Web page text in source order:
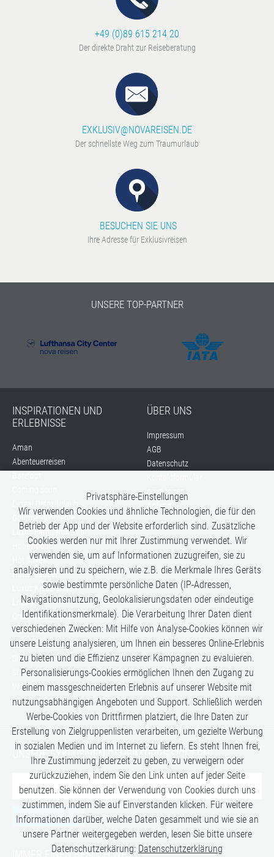
+49 (0)89 615 214 20
Der direkte Draht zur Reiseberatung
EXKLUSIV@NOVAREISEN.DE
Der schnellste Weg zum Traumurlaub
BESUCHEN SIE UNS
Ihre Adresse für Exklusivreisen
UNSERE TOP-PARTNER
INSPIRATIONEN UND
ERLEBNISSE
Aman
Abenteuerreisen
Gourmet-Momente
Luxus Familienurlaub
Honeymoon
Hot & New
Hüttenzauber
Luxus Kreuzfahrten
Lifestyle
Once in a Lifetime
Romance
Safari-Erlebnisse
Simply the Best
Six Senses
Villen
Zugreisen
ÜBER UNS
Impressum
AGB
Datenschutz
nova reisen
Anfahrt
UNSERE EXKLUSIVEN GEHEIMTIPPS SICHERN:
JETZT ANMELDEN
IMMER EINEN BESUCH WERT:
Privatsphäre-Einstellungen
Wir verwenden Cookies und ähnliche Technologien, die für den
Betrieb der App und der Website erforderlich sind. Zusätzliche
Cookies werden nur mit Ihrer Zustimmung verwendet. Wir
verwenden sie, um auf Informationen zuzugreifen, sie zu
analysieren und zu speichern, wie z.B. die Merkmale Ihres Geräts
sowie bestimmte persönliche Daten (IP-Adressen,
Navigationsnutzung, Geolokalisierungsdaten oder eindeutige
Identifikationsmerkmale). Die Verarbeitung Ihrer Daten dient
verschiedenen Zwecken: Mit Hilfe von Analyse-Cookies können wir
unsere Leistung analysieren, um Ihnen ein besseres Online-Erlebnis
zu bieten und die Effizienz unserer Kampagnen zu evaluieren.
Personalisierungs-Cookies ermöglichen Ihnen den Zugang zu
einem massgeschneiderten Erlebnis auf unserer Website mit
nutzungsabhängigen Angeboten und Support. Schließlich werden
Werbe-Cookies von Drittfirmen platziert, die Ihre Daten zur
Erstellung von Zielgruppenlisten verarbeiten, um gezielte Werbung
in sozialen Medien und im Internet zu liefern. Es steht Ihnen frei,
Ihre Zustimmung jederzeit zu geben, zu verweigern oder
zurückzuziehen, indem Sie den Link unten auf jeder Seite
benutzen. Sie können der Verwendung von Cookies durch uns
zustimmen, indem Sie auf Einverstanden klicken. Für weitere
Informationen darüber, welche Daten gesammelt und wie sie an
unsere Partner weitergegeben werden, lesen Sie bitte unsere
Datenschutzerkärung: Datenschutzerklärung